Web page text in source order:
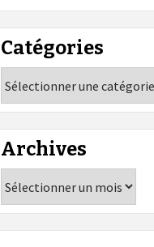
Catégories
Archives